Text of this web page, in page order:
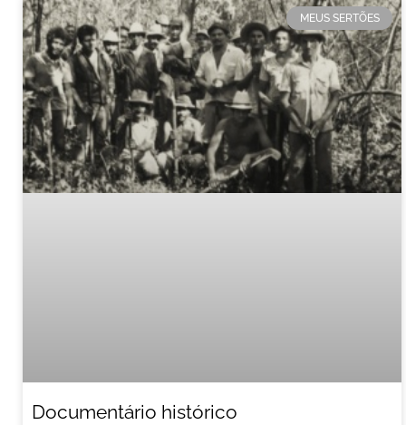
MEUS SERTÕES
Documentário histórico